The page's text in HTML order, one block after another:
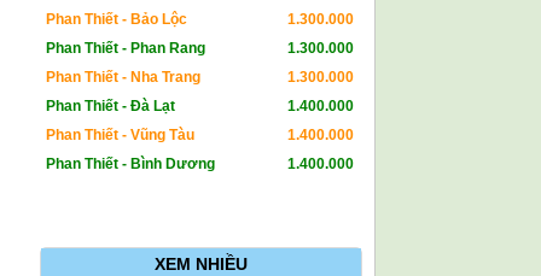
Phan Thiết - Bảo Lộc
1.300.000
Phan Thiết - Phan Rang
1.300.000
Phan Thiết - Nha Trang
1.300.000
Phan Thiết - Đà Lạt
1.400.000
Phan Thiết - Vũng Tàu
1.400.000
Phan Thiết - Bình Dương
1.400.000
XEM NHIỀU